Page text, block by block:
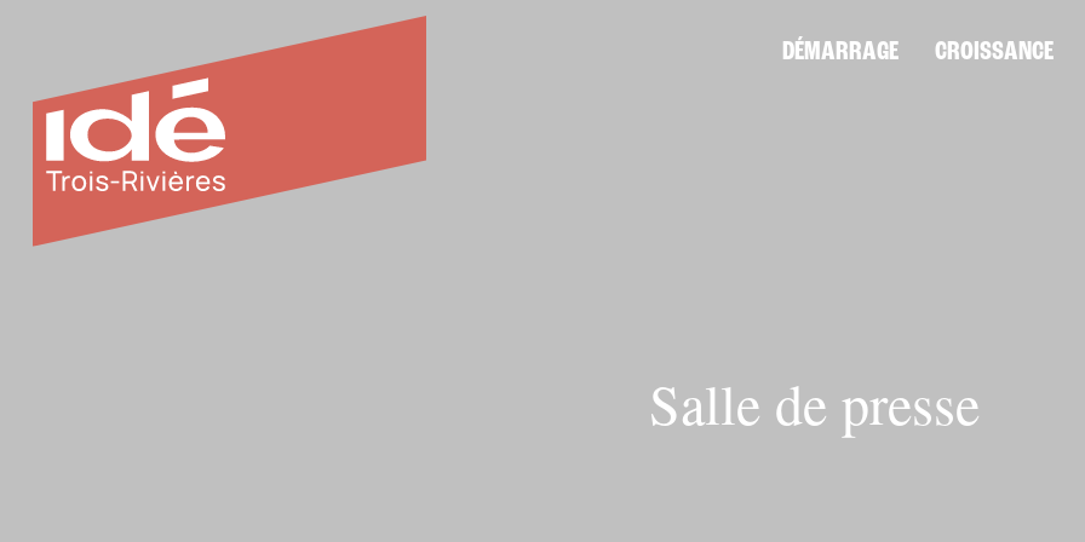
DÉMARRAGE CROISSANCE
Salle de presse